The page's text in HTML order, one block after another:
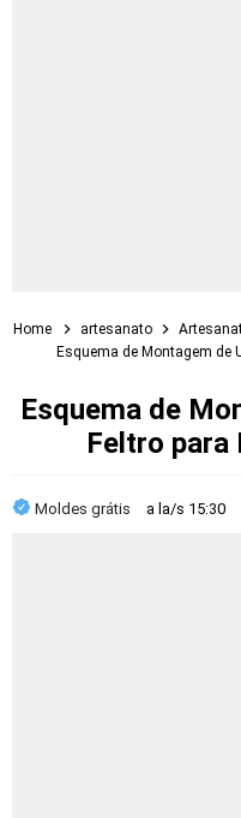
Home artesanato
Esquema de Montagem de
Esquema de
Feltro para
Moldes grátis a la/s 15:30